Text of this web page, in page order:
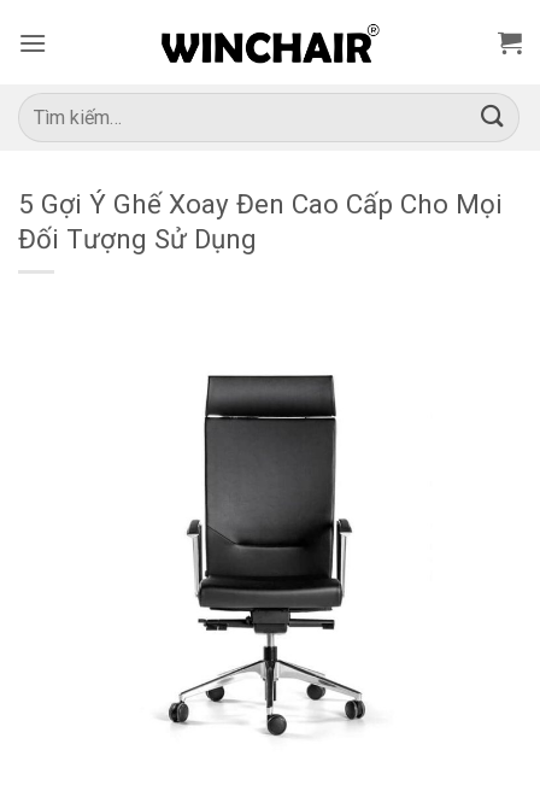
qua
dung
Tìm
kiếm:
5 Gợi Ý Ghế Xoay Đen Cao Cấp Cho Mọi
Đối Tượng Sử Dụng